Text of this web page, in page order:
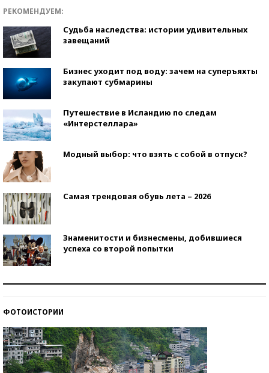
РЕКОМЕНДУЕМ:
Судьба наследства: истории удивительных
завещаний
Бизнес уходит под воду: зачем на суперъяхты
закупают субмарины
Путешествие в Исландию по следам
«Интерстеллара»
Модный выбор: что взять с собой в отпуск?
Самая трендовая обувь лета – 2026
Знаменитости и бизнесмены, добившиеся
успеха со второй попытки
ФОТОИСТОРИИ